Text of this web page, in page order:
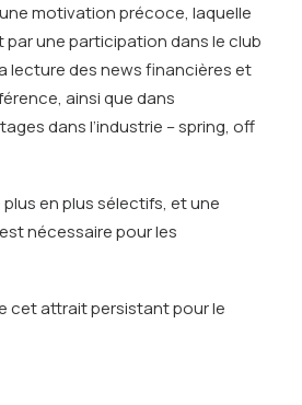
motivation précoce, laquelle
une participation dans le club
lecture des news financières et
ainsi que dans
dans l’industrie – spring, off
en plus sélectifs, et une
nécessaire pour les
cet attrait persistant pour le